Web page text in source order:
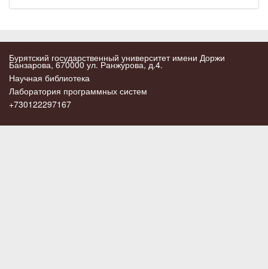
Бурятский государственный университет имени Доржи
Банзарова, 670000 ул. Ранжурова, д.4.
Научная библиотека
Лаборатория программных систем
+730122297167